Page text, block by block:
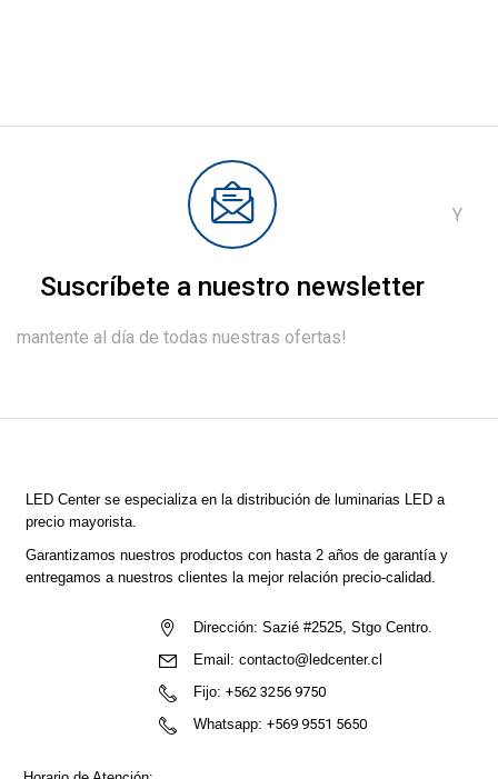
Suscríbete a nuestro newsletter
Y
mantente al día de todas nuestras ofertas!
LED Centerse especializa en la distribución de luminarias LED a
precio mayorista.
Garantizamos nuestros productos con hasta 2 años de garantía y
entregamos a nuestros clientes la mejor relación precio-calidad.
Dirección: Sazié #2525, Stgo Centro.
Email: contacto@ledcenter.cl
Fijo: +562 3256 9750
Whatsapp: +569 9551 5650